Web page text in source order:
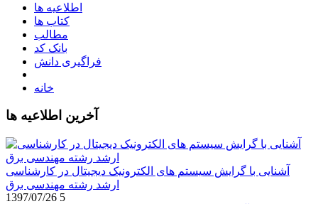
اطلاعیه ها
کتاب ها
مطالب
بانک کد
فراگیری دانش
خانه
آخرین اطلاعیه ها
آشنایی با گرایش سیستم های الکترونیک دیجیتال در کارشناسی
ارشد رشته مهندسی برق
1397/07/26 5